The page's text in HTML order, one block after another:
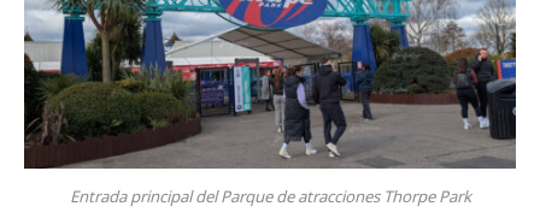
Entrada principal del Parque de atracciones Thorpe Park